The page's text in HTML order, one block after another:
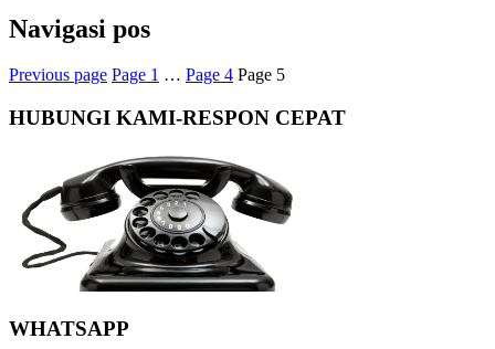
Navigasi pos
Previous page Page 1 … Page 4 Page 5
HUBUNGI KAMI-RESPON CEPAT
WHATSAPP